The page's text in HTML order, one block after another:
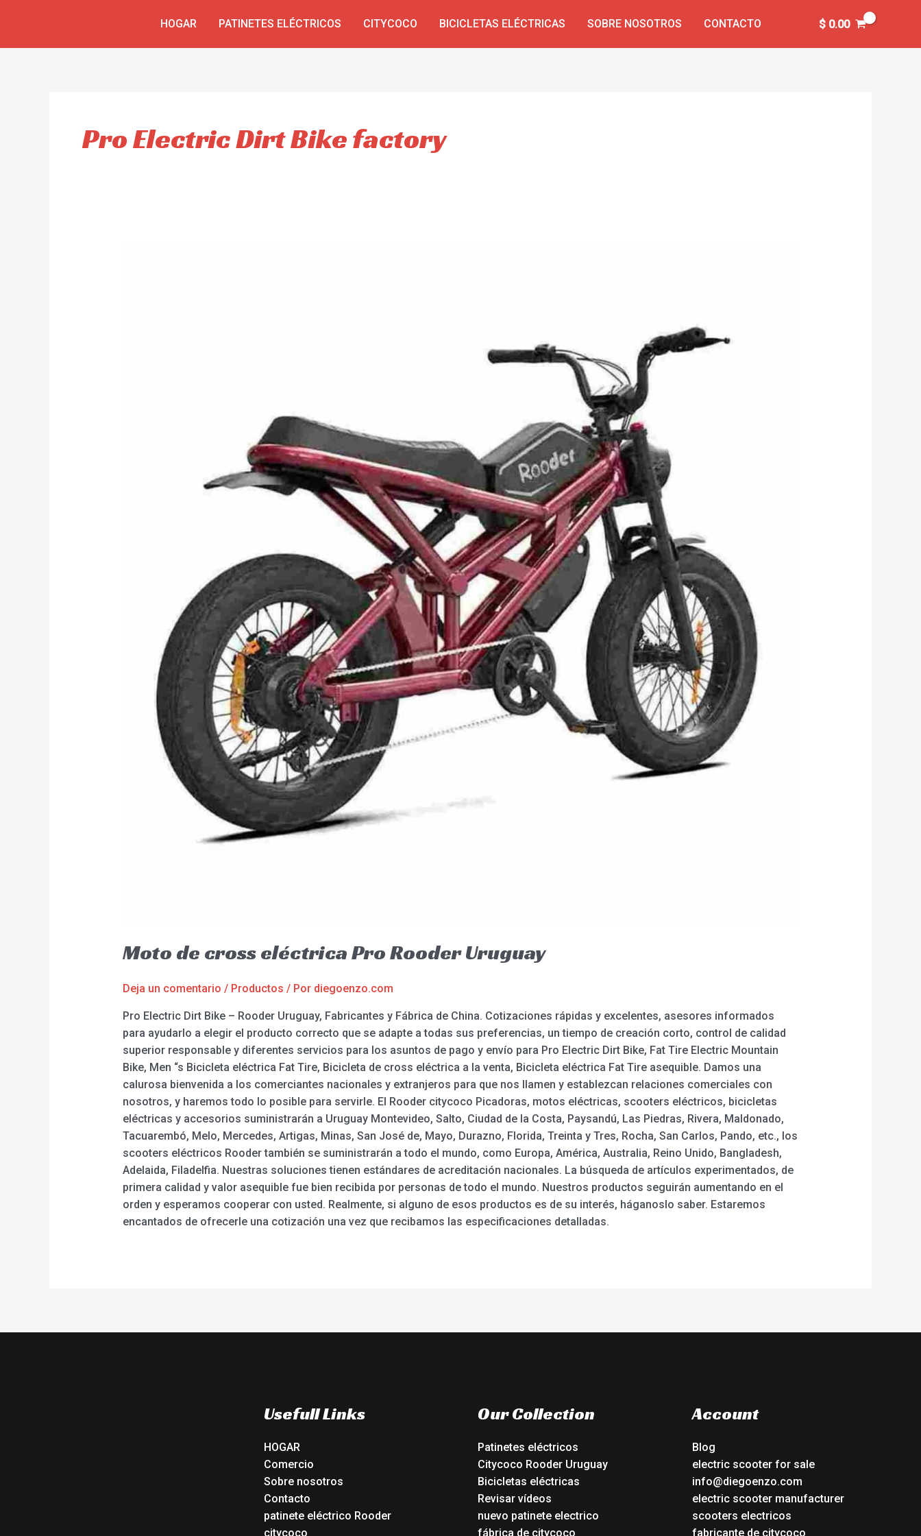
HOGAR PATINETES ELÉCTRICOS CITYCOCO BICICLETAS ELÉCTRICAS SOBRE NOSOTROS CONTACTO $0.00
Pro Electric Dirt Bike factory
Moto de cross eléctrica Pro Rooder Uruguay
Deja un comentario / Productos / Por diegoenzo.com
Pro Electric Dirt Bike – Rooder Uruguay, Fabricantes y Fábrica de China. Cotizaciones rápidas y excelentes, asesores informados
para ayudarlo a elegir el producto correcto que se adapte a todas sus preferencias, un tiempo de creación corto, control de calidad
superior responsable y diferentes servicios para los asuntos de pago y envío para Pro Electric Dirt Bike, Fat Tire Electric Mountain
Bike, Men “s Bicicleta eléctrica Fat Tire, Bicicleta de cross eléctrica a la venta, Bicicleta eléctrica Fat Tire asequible. Damos una
calurosa bienvenida a los comerciantes nacionales y extranjeros para que nos llamen y establezcan relaciones comerciales con
nosotros, y haremos todo lo posible para servirle. El Rooder citycoco Picadoras, motos eléctricas, scooters eléctricos, bicicletas
eléctricas y accesorios suministrarán a Uruguay Montevideo, Salto, Ciudad de la Costa, Paysandú, Las Piedras, Rivera, Maldonado,
Tacuarembó, Melo, Mercedes, Artigas, Minas, San José de, Mayo, Durazno, Florida, Treinta y Tres, Rocha, San Carlos, Pando, etc., los
scooters eléctricos Rooder también se suministrarán a todo el mundo, como Europa, América, Australia, Reino Unido, Bangladesh,
Adelaida, Filadelfia. Nuestras soluciones tienen estándares de acreditación nacionales. La búsqueda de artículos experimentados, de
primera calidad y valor asequible fue bien recibida por personas de todo el mundo. Nuestros productos seguirán aumentando en el
orden y esperamos cooperar con usted. Realmente, si alguno de esos productos es de su interés, háganoslo saber. Estaremos
encantados de ofrecerle una cotización una vez que recibamos las especificaciones detalladas.
Usefull Links
HOGAR
Comercio
Sobre nosotros
Contacto
patinete eléctrico Rooder
citycoco
Our Collection
Patinetes eléctricos
Citycoco Rooder Uruguay
Bicicletas eléctricas
Revisar vídeos
nuevo patinete electrico
fábrica de citycoco
Account
Blog
electric scooter for sale
info@diegoenzo.com
electric scooter manufacturer
scooters electricos
fabricante de citycoco